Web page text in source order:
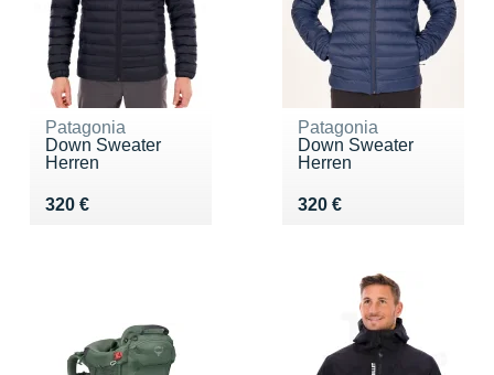
Patagonia
Down Sweater
Herren
320 €
Vendu 320 €
Patagonia
Down Sweater
Herren
320 €
Vendu 320 €